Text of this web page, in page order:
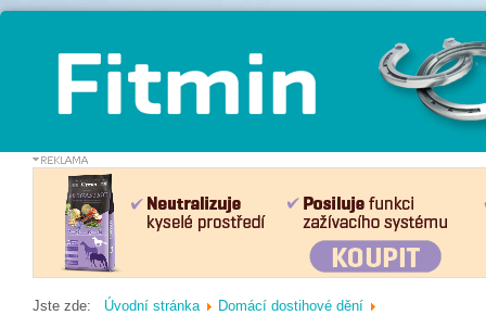
Jste zde: Úvodní stránka
Domácí dostihové dění